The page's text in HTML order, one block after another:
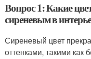
Вопрос 1: Какие
сиреневым в
Сиреневый цвет
оттенками, такими